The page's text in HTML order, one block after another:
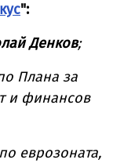
":
Денков;
Плана за
и финансов
еврозоната,